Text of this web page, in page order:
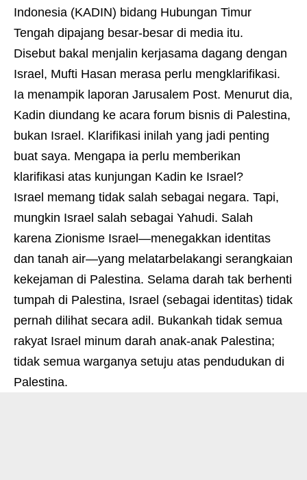
Indonesia (KADIN) bidang Hubungan Timur
Tengah dipajang besar-besar di media itu.
Disebut bakal menjalin kerjasama dagang dengan
Israel, Mufti Hasan merasa perlu mengklarifikasi.
Ia menampik laporan Jarusalem Post. Menurut dia,
Kadin diundang ke acara forum bisnis di Palestina,
bukan Israel. Klarifikasi inilah yang jadi penting
buat saya. Mengapa ia perlu memberikan
klarifikasi atas kunjungan Kadin ke Israel?
Israel memang tidak salah sebagai negara. Tapi,
mungkin Israel salah sebagai Yahudi. Salah
karena Zionisme Israel—menegakkan identitas
dan tanah air—yang melatarbelakangi serangkaian
kekejaman di Palestina. Selama darah tak berhenti
tumpah di Palestina, Israel (sebagai identitas) tidak
pernah dilihat secara adil. Bukankah tidak semua
rakyat Israel minum darah anak-anak Palestina;
tidak semua warganya setuju atas pendudukan di
Palestina.